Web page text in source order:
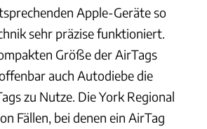
Apple-Geräte so
sehr präzise funktioniert.
Größe der AirTags
auch Autodiebe die
zu Nutze. Die York Regional
Fällen, bei denen ein AirTag